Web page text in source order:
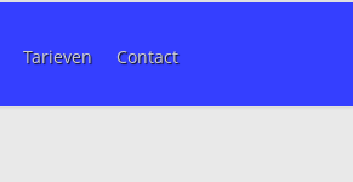
Tarieven Contact